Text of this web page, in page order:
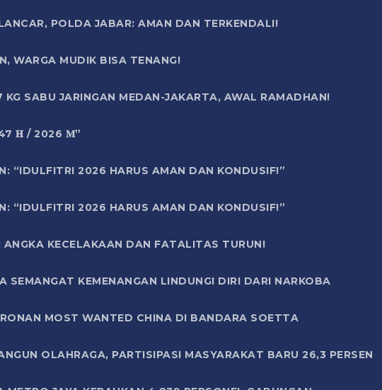
POLDA JABAR: AMAN DAN TERKENDALI!
WARGA MUDIK BISA TENANG!
SABU JARINGAN MEDAN-JAKARTA, AWAL RAMADHAN!
𝐇 / 2026 𝐌”
“IDULFITRI 2026 HARUS AMAN DAN KONDUSIF!”
“IDULFITRI 2026 HARUS AMAN DAN KONDUSIF!”
KECELAKAAN DAN FATALITAS TURUN!
KEMENANGAN LINDUNGI DIRI DARI NARKOBA
MOST WANTED CHINA DI BANDARA SOETTA
OLAHRAGA, PARTISIPASI MASYARAKAT BARU 26,3 PERSEN